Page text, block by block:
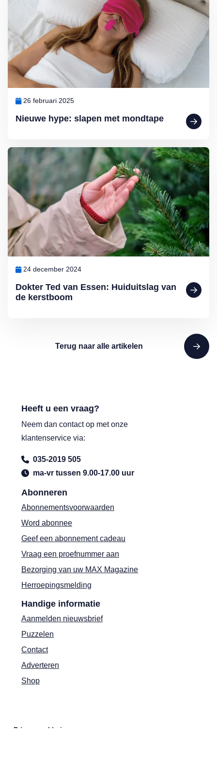
Nieuwe hype: slapen met mondtape
26 februari 2025
Dokter Ted van Essen: Huiduitslag van
de kerstboom
24 december 2024
Lees meer over Dokter Ted van Essen: Huiduitslag van de
Terug naar alle artikelen
Abonneren
Abonnementsvoorwaarden
Word abonnee
Geef een abonnement cadeau
Vraag een proefnummer aan
Bezorging van uw MAX Magazine
Herroepingsmelding
Handige informatie
Aanmelden nieuwsbrief
Puzzelen
Contact
Adverteren
Shop
Heeft u een vraag?
Neem dan contact op met onze
klantenservice via:
035-2019 505
ma-vr tussen 9.00-17.00 uur
Privacyverklaring